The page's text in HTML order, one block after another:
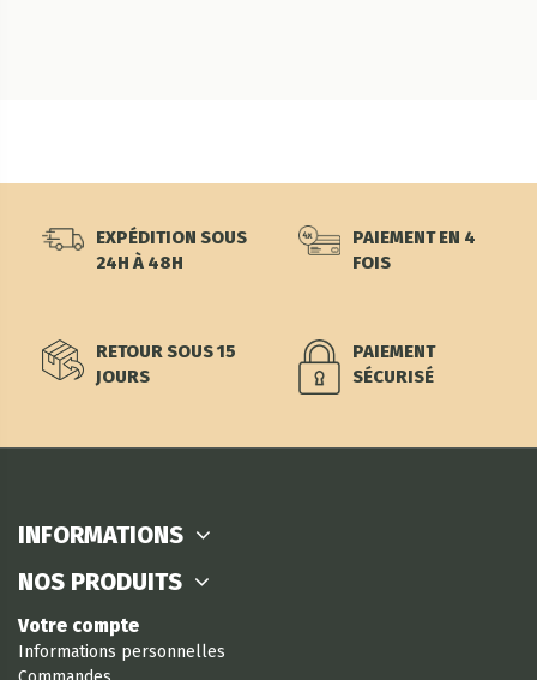
EXPÉDITION SOUS
24H À 48H
PAIEMENT EN 4
FOIS
RETOUR SOUS 15
JOURS
PAIEMENT
SÉCURISÉ
INFORMATIONS
NOS PRODUITS
Votre compte
Informations personnelles